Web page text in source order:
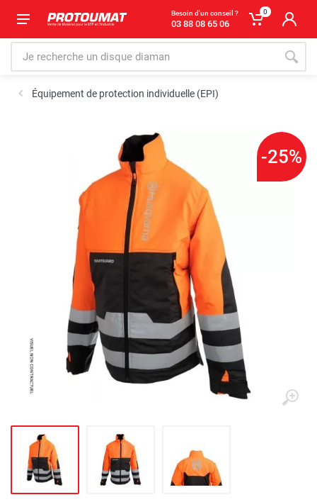
Besoin d'un conseil ?
03 88 08 65 06
0
Équipement de protection individuelle (EPI)
-25%